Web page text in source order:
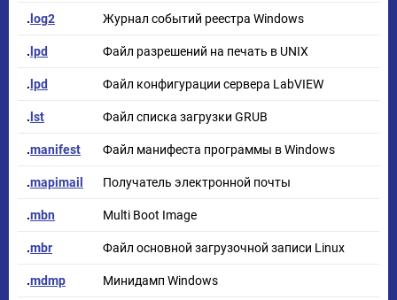
. log2 Журнал событий реестра Windows
. lpd Файл разрешений на печать в UNIX
. lpd Файл конфигурации сервера LabVIEW
. lst Файл списка загрузки GRUB
.manifest Файл манифеста программы в Windows
.mapimail Получатель электронной почты
.mbn Multi Boot Image
.mbr Файл основной загрузочной записи Linux
.mdmp Минидамп Windows